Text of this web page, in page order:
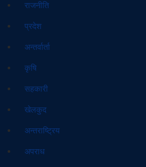
राजनीति
प्रदेश
अन्तर्वार्ता
कृषि
सहकारी
खेलकुद
अन्तराष्ट्रिय
अपराध